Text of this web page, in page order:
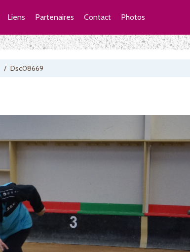
Liens Partenaires Contact Photos
/ Dsc08669